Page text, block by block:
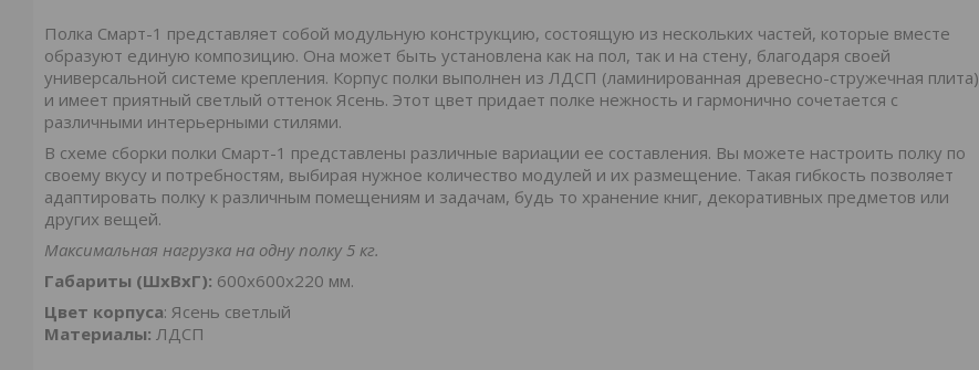
Полка Смарт-1 представляет собой модульную конструкцию, состоящую из нескольких частей, которые вместе
образуют единую композицию. Она может быть установлена как на пол, так и на стену, благодаря своей
универсальной системе крепления. Корпус полки выполнен из ЛДСП (ламинированная древесно-стружечная плита)
и имеет приятный светлый оттенок Ясень. Этот цвет придает полке нежность и гармонично сочетается с
различными интерьерными стилями.
В схеме сборки полки Смарт-1 представлены различные вариации ее составления. Вы можете настроить полку по
своему вкусу и потребностям, выбирая нужное количество модулей и их размещение. Такая гибкость позволяет
адаптировать полку к различным помещениям и задачам, будь то хранение книг, декоративных предметов или
других вещей.
Максимальная нагрузка на одну полку 5 кг.
Габариты (ШхВхГ): 600х600х220 мм.
Цвет корпуса: Ясень светлый
Материалы: ЛДСП